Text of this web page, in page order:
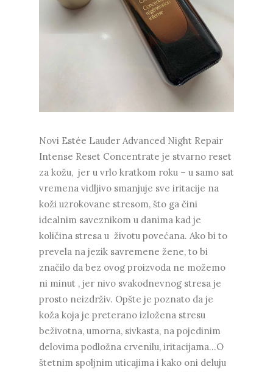
Novi Estée Lauder Advanced Night Repair
Intense Reset Concentrate je stvarno reset
za kožu, jer u vrlo kratkom roku – u samo sat
vremena vidljivo smanjuje sve iritacije na
koži uzrokovane stresom, što ga čini
idealnim saveznikom u danima kad je
količina stresa u životu povećana. Ako bi to
prevela na jezik savremene žene, to bi
značilo da bez ovog proizvoda ne možemo
ni minut , jer nivo svakodnevnog stresa je
prosto neizdrživ. Opšte je poznato da je
koža koja je preterano izložena stresu
beživotna, umorna, sivkasta, na pojedinim
delovima podložna crvenilu, iritacijama...O
štetnim spoljnim uticajima i kako oni deluju